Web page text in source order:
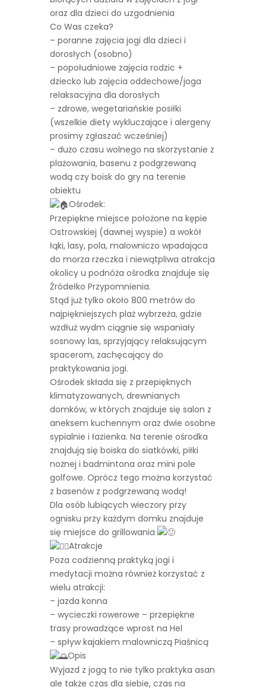
oraz dla dzieci do uzgodnienia
Co Was czeka?
– poranne zajęcia jogi dla dzieci i
dorosłych (osobno)
– popołudniowe zajęcia rodzic +
dziecko lub zajęcia oddechowe/joga
relaksacyjna dla dorosłych
– zdrowe, wegetariańskie posiłki
(wszelkie diety wykluczające i alergeny
prosimy zgłaszać wcześniej)
– dużo czasu wolnego na skorzystanie z
plażowania, basenu z podgrzewaną
wodą czy boisk do gry na terenie
obiektu
Ośrodek:
Przepiękne miejsce położone na kępie
Ostrowskiej (dawnej wyspie) a wokół
łąki, lasy, pola, malowniczo wpadająca
do morza rzeczka i niewątpliwa atrakcja
okolicy u podnóża ośrodka znajduje się
Źródełko Przypomnienia.
Stąd już tylko około 800 metrów do
najpiękniejszych plaż wybrzeża, gdzie
wzdłuż wydm ciągnie się wspaniały
sosnowy las, sprzyjający relaksującym
spacerom, zachęcający do
praktykowania jogi.
Ośrodek składa się z przepięknych
klimatyzowanych, drewnianych
domków, w których znajduje się salon z
aneksem kuchennym oraz dwie osobne
sypialnie i łazienka. Na terenie ośrodka
znajdują się boiska do siatkówki, piłki
nożnej i badmintona oraz mini pole
golfowe. Oprócz tego można korzystać
z basenów z podgrzewaną wodą!
Dla osób lubiących wieczory przy
ognisku przy każdym domku znajduje
się miejsce do grillowania
Atrakcje
Poza codzienną praktyką jogi i
medytacji można również korzystać z
wielu atrakcji:
– jazda konna
– wycieczki rowerowe – przepiękne
trasy prowadzące wprost na Hel
– spływ kajakiem malowniczą Piaśnicą
Opis
Wyjazd z jogą to nie tylko praktyka asan
ale także czas dla siebie, czas na